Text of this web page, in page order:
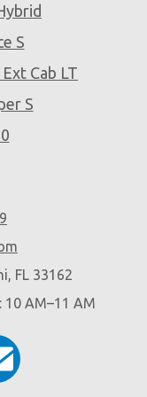
S
Cab LT
S
FL 33162
10 AM–11 AM